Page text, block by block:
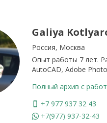
Galiya
Россия, Москва
Опыт работы 7 лет.
AutoCAD, Adobe
Полный архив с
+7 977 937 32 43
+7(977) 937-32-43